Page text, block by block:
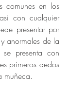
con cualquier
presentar por
anormales de la
se presenta con
primeros dedos
muñeca.